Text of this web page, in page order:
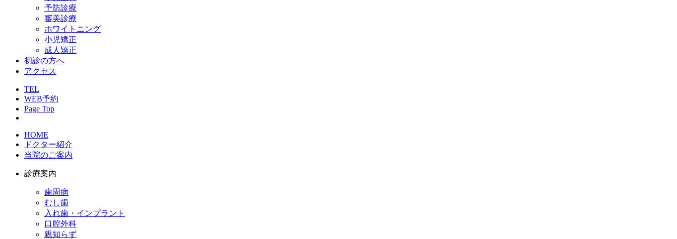
予防診療
審美診療
ホワイトニング
小児矯正
成人矯正
初診の方へ
アクセス
TEL
WEB予約
Page Top
HOME
ドクター紹介
当院のご案内
診療案内
歯周病
むし歯
入れ歯・インプラント
口腔外科
親知らず